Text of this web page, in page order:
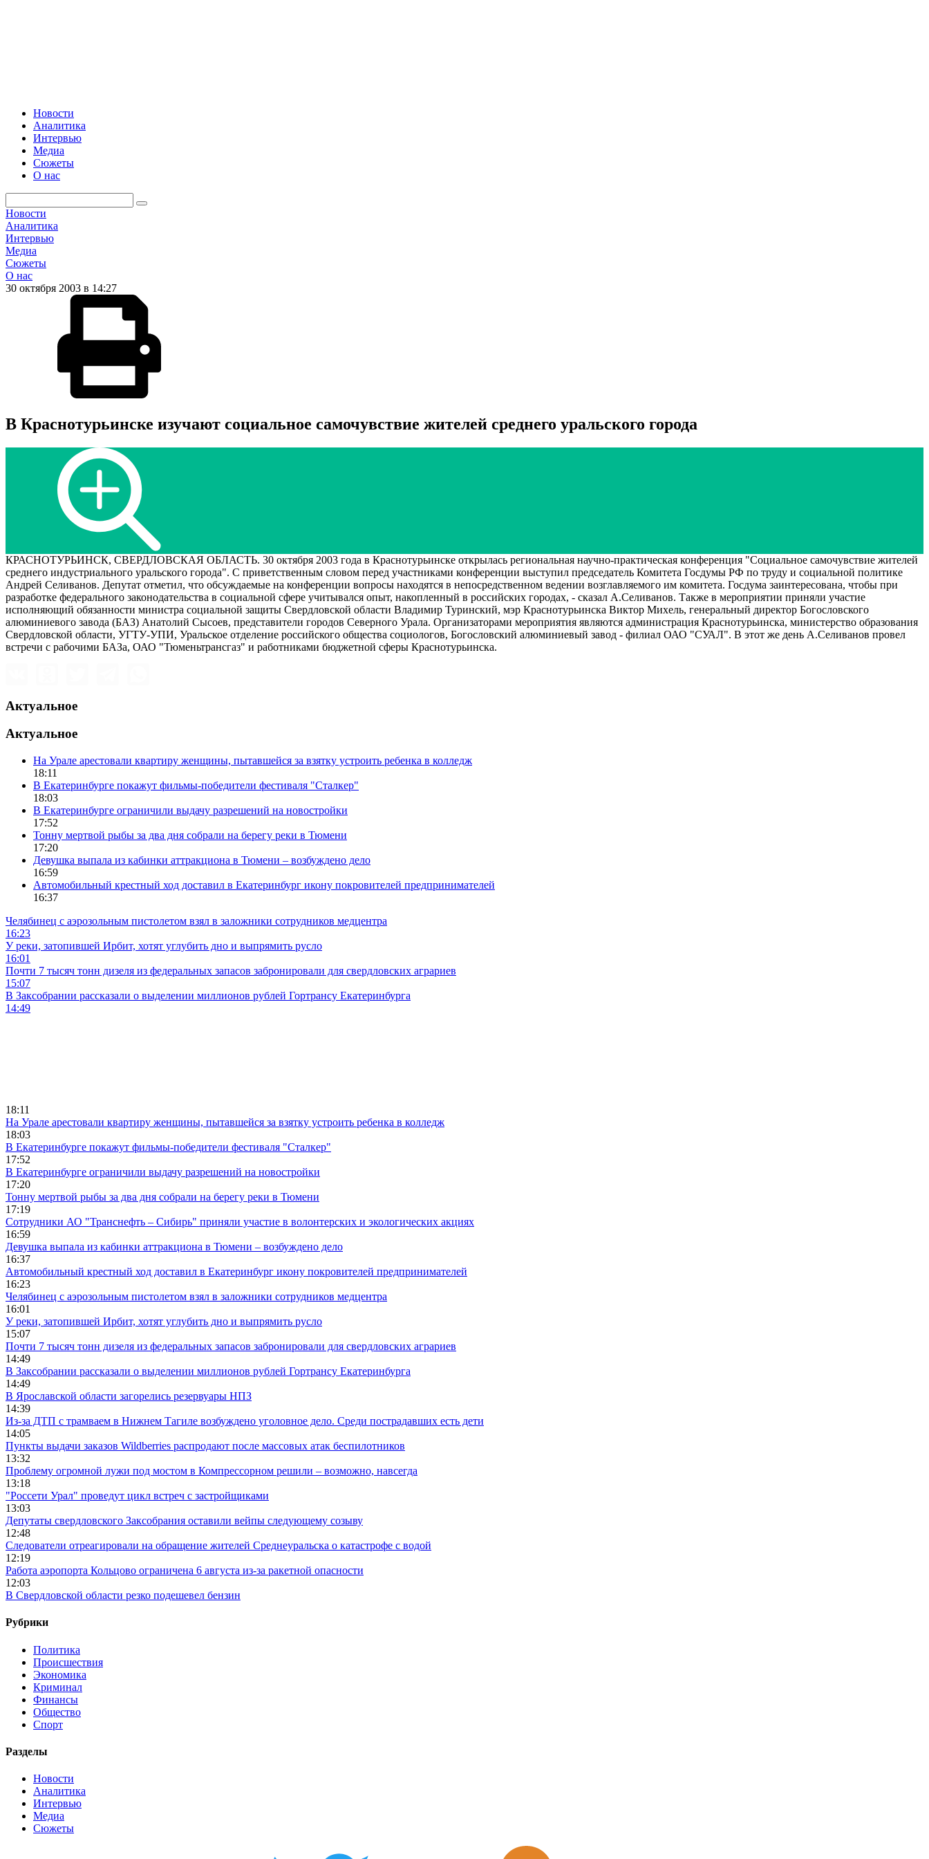
Новости
Аналитика
Интервью
Медиа
Сюжеты
О нас
Новости
Аналитика
Интервью
Медиа
Сюжеты
О нас
30 октября 2003 в 14:27
В Краснотурьинске изучают социальное самочувствие жителей среднего уральского города
КРАСНОТУРЬИНСК, СВЕРДЛОВСКАЯ ОБЛАСТЬ. 30 октября 2003 года в Краснотурьинске открылась региональная научно-практическая конференция "Социальное самочувствие жителей
среднего индустриального уральского города". С приветственным словом перед участниками конференции выступил председатель Комитета Госдумы РФ по труду и социальной политике
Андрей Селиванов. Депутат отметил, что обсуждаемые на конференции вопросы находятся в непосредственном ведении возглавляемого им комитета. Госдума заинтересована, чтобы при
разработке федерального законодательства в социальной сфере учитывался опыт, накопленный в российских городах, - сказал А.Селиванов. Также в мероприятии приняли участие
исполняющий обязанности министра социальной защиты Свердловской области Владимир Туринский, мэр Краснотурьинска Виктор Михель, генеральный директор Богословского
алюминиевого завода (БАЗ) Анатолий Сысоев, представители городов Северного Урала. Организаторами мероприятия являются администрация Краснотурьинска, министерство образования
Свердловской области, УГТУ-УПИ, Уральское отделение российского общества социологов, Богословский алюминиевый завод - филиал ОАО "СУАЛ". В этот же день А.Селиванов провел
встречи с рабочими БАЗа, ОАО "Тюменьтрансгаз" и работниками бюджетной сферы Краснотурьинска.
Актуальное
Актуальное
На Урале арестовали квартиру женщины, пытавшейся за взятку устроить ребенка в колледж
18:11
В Екатеринбурге покажут фильмы-победители фестиваля "Сталкер"
18:03
В Екатеринбурге ограничили выдачу разрешений на новостройки
17:52
Тонну мертвой рыбы за два дня собрали на берегу реки в Тюмени
17:20
Девушка выпала из кабинки аттракциона в Тюмени – возбуждено дело
16:59
Автомобильный крестный ход доставил в Екатеринбург икону покровителей предпринимателей
16:37
Челябинец с аэрозольным пистолетом взял в заложники сотрудников медцентра
16:23
У реки, затопившей Ирбит, хотят углубить дно и выпрямить русло
16:01
Почти 7 тысяч тонн дизеля из федеральных запасов забронировали для свердловских аграриев
15:07
В Заксобрании рассказали о выделении миллионов рублей Гортрансу Екатеринбурга
14:49
18:11
На Урале арестовали квартиру женщины, пытавшейся за взятку устроить ребенка в колледж
18:03
В Екатеринбурге покажут фильмы-победители фестиваля "Сталкер"
17:52
В Екатеринбурге ограничили выдачу разрешений на новостройки
17:20
Тонну мертвой рыбы за два дня собрали на берегу реки в Тюмени
17:19
Сотрудники АО "Транснефть – Сибирь" приняли участие в волонтерских и экологических акциях
16:59
Девушка выпала из кабинки аттракциона в Тюмени – возбуждено дело
16:37
Автомобильный крестный ход доставил в Екатеринбург икону покровителей предпринимателей
16:23
Челябинец с аэрозольным пистолетом взял в заложники сотрудников медцентра
16:01
У реки, затопившей Ирбит, хотят углубить дно и выпрямить русло
15:07
Почти 7 тысяч тонн дизеля из федеральных запасов забронировали для свердловских аграриев
14:49
В Заксобрании рассказали о выделении миллионов рублей Гортрансу Екатеринбурга
14:49
В Ярославской области загорелись резервуары НПЗ
14:39
Из-за ДТП с трамваем в Нижнем Тагиле возбуждено уголовное дело. Среди пострадавших есть дети
14:05
Пункты выдачи заказов Wildberries распродают после массовых атак беспилотников
13:32
Проблему огромной лужи под мостом в Компрессорном решили – возможно, навсегда
13:18
"Россети Урал" проведут цикл встреч с застройщиками
13:03
Депутаты свердловского Заксобрания оставили вейпы следующему созыву
12:48
Следователи отреагировали на обращение жителей Среднеуральска о катастрофе с водой
12:19
Работа аэропорта Кольцово ограничена 6 августа из-за ракетной опасности
12:03
В Свердловской области резко подешевел бензин
Рубрики
Политика
Происшествия
Экономика
Криминал
Финансы
Общество
Спорт
Разделы
Новости
Аналитика
Интервью
Медиа
Сюжеты